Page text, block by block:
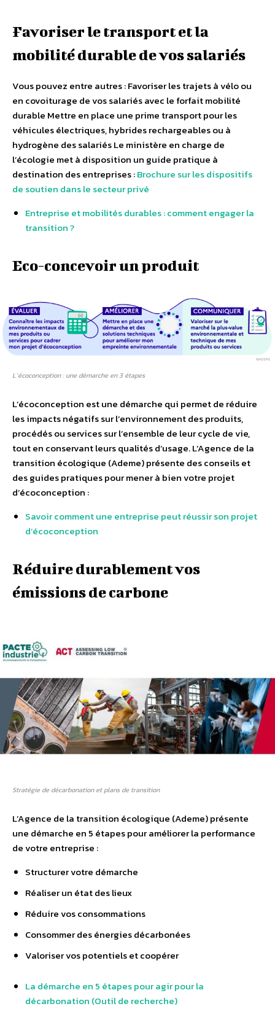
Favoriser le transport et la
mobilité durable de vos salariés
Vous pouvez entre autres : Favoriser les trajets à vélo ou
en covoiturage de vos salariés avec le forfait mobilité
durable Mettre en place une prime transport pour les
véhicules électriques, hybrides rechargeables ou à
hydrogène des salariés Le ministère en charge de
l’écologie met à disposition un guide pratique à
destination des entreprises :Brochure sur les dispositifs
de soutien dans le secteur privé
Entreprise et mobilités durables : comment engager la
transition ?
Eco-concevoir un produit
L’écoconception : une démarche en 3 étapes
L’écoconception est une démarche qui permet de réduire
les impacts négatifs sur l’environnement des produits,
procédés ou services sur l’ensemble de leur cycle de vie,
tout en conservant leurs qualités d’usage. L’Agence de la
transition écologique (Ademe) présente des conseils et
des guides pratiques pour mener à bien votre projet
d’écoconception :
Savoir comment une entreprise peut réussir son projet
d’écoconception
Réduire durablement vos
émissions de carbone
Stratégie de décarbonation et plans de transition
L’Agence de la transition écologique (Ademe) présente
une démarche en 5 étapes pour améliorer la performance
de votre entreprise :
Structurer votre démarche
Réaliser un état des lieux
Réduire vos consommations
Consommer des énergies décarbonées
Valoriser vos potentiels et coopérer
La démarche en 5 étapes pour agir pour la
décarbonation (Outil de recherche)